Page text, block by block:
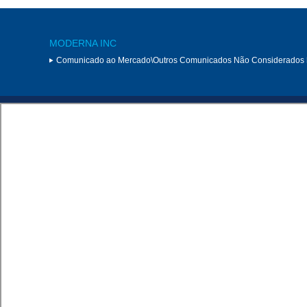
MODERNA INC
Comunicado ao Mercado\Outros Comunicados Não Considerados